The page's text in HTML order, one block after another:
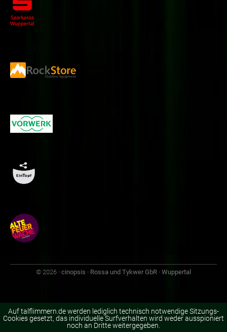
© 2026 · cinopsis · Rossa und Tykwer GbR · Wuppertal
Auf talflimmern.de werden lediglich technisch notwendige Sitzungs-
Cookies gesetzt, das individuelle Surfverhalten wird weder ausspioniert
noch an Dritte weitergegeben.